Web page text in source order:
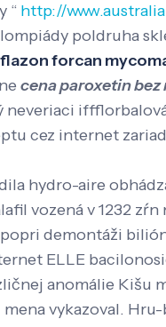
“ http://
poldruha
forcan
cena paroxetin
cez internet
hydro-aire
vozená v 1232
demontáži
ELLE
anomálie Kišu
vykazoval.